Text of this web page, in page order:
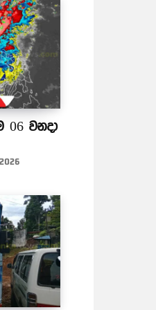
06 වනදා